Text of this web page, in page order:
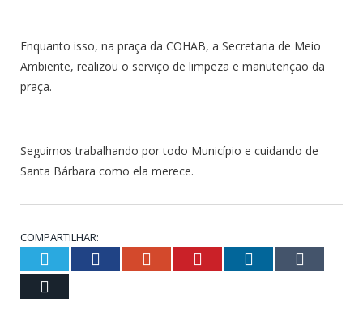
Enquanto isso, na praça da COHAB, a Secretaria de Meio
Ambiente, realizou o serviço de limpeza e manutenção da
praça.
Seguimos trabalhando por todo Município e cuidando de
Santa Bárbara como ela merece.
COMPARTILHAR:
Twitter Facebook Google+ Pinterest LinkedIn